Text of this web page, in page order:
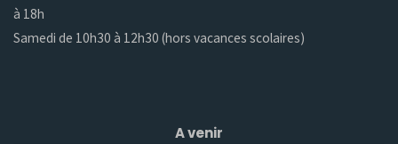
à 18h
Samedi de 10h30 à 12h30 (hors vacances scolaires)
A venir